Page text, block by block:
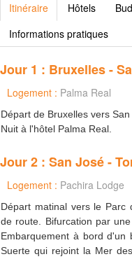
Itinéraire Hôtels
Informations pratiques
Jour 1 : Bruxelles -
Logement : Palma Real
Départ de Bruxelles vers
Nuit à l'hôtel Palma Real.
Jour 2 : San José -
Logement : Pachira Lodge
Départ matinal vers le Parc
de route. Bifurcation par
Embarquement à bord d'un
Suerte qui rejoint la Mer